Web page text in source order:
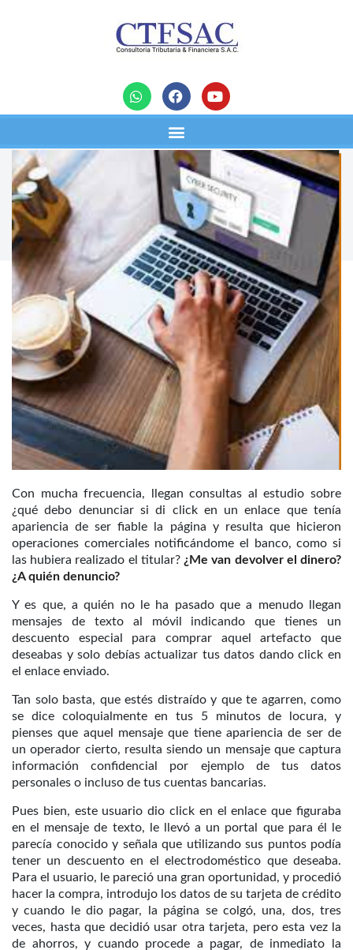
noticias
Fraude – Di click en un enlace y se
capturaron mi información
08/07/2024
Con mucha frecuencia, llegan consultas al estudio sobre
¿qué debo denunciar si di click en un enlace que tenía
apariencia de ser fiable la página y resulta que hicieron
operaciones comerciales notificándome el banco, como si
las hubiera realizado el titular? ¿Me van devolver el dinero?
¿A quién denuncio?
Y es que, a quién no le ha pasado que a menudo llegan
mensajes de texto al móvil indicando que tienes un
descuento especial para comprar aquel artefacto que
deseabas y solo debías actualizar tus datos dando click en
el enlace enviado.
Tan solo basta, que estés distraído y que te agarren, como
se dice coloquialmente en tus 5 minutos de locura, y
pienses que aquel mensaje que tiene apariencia de ser de
un operador cierto, resulta siendo un mensaje que captura
información confidencial por ejemplo de tus datos
personales o incluso de tus cuentas bancarias.
Pues bien, este usuario dio click en el enlace que figuraba
en el mensaje de texto, le llevó a un portal que para él le
parecía conocido y señala que utilizando sus puntos podía
tener un descuento en el electrodoméstico que deseaba.
Para el usuario, le pareció una gran oportunidad, y procedió
hacer la compra, introdujo los datos de su tarjeta de crédito
y cuando le dio pagar, la página se colgó, una, dos, tres
veces, hasta que decidió usar otra tarjeta, pero esta vez la
de ahorros, y cuando procede a pagar, de inmediato la